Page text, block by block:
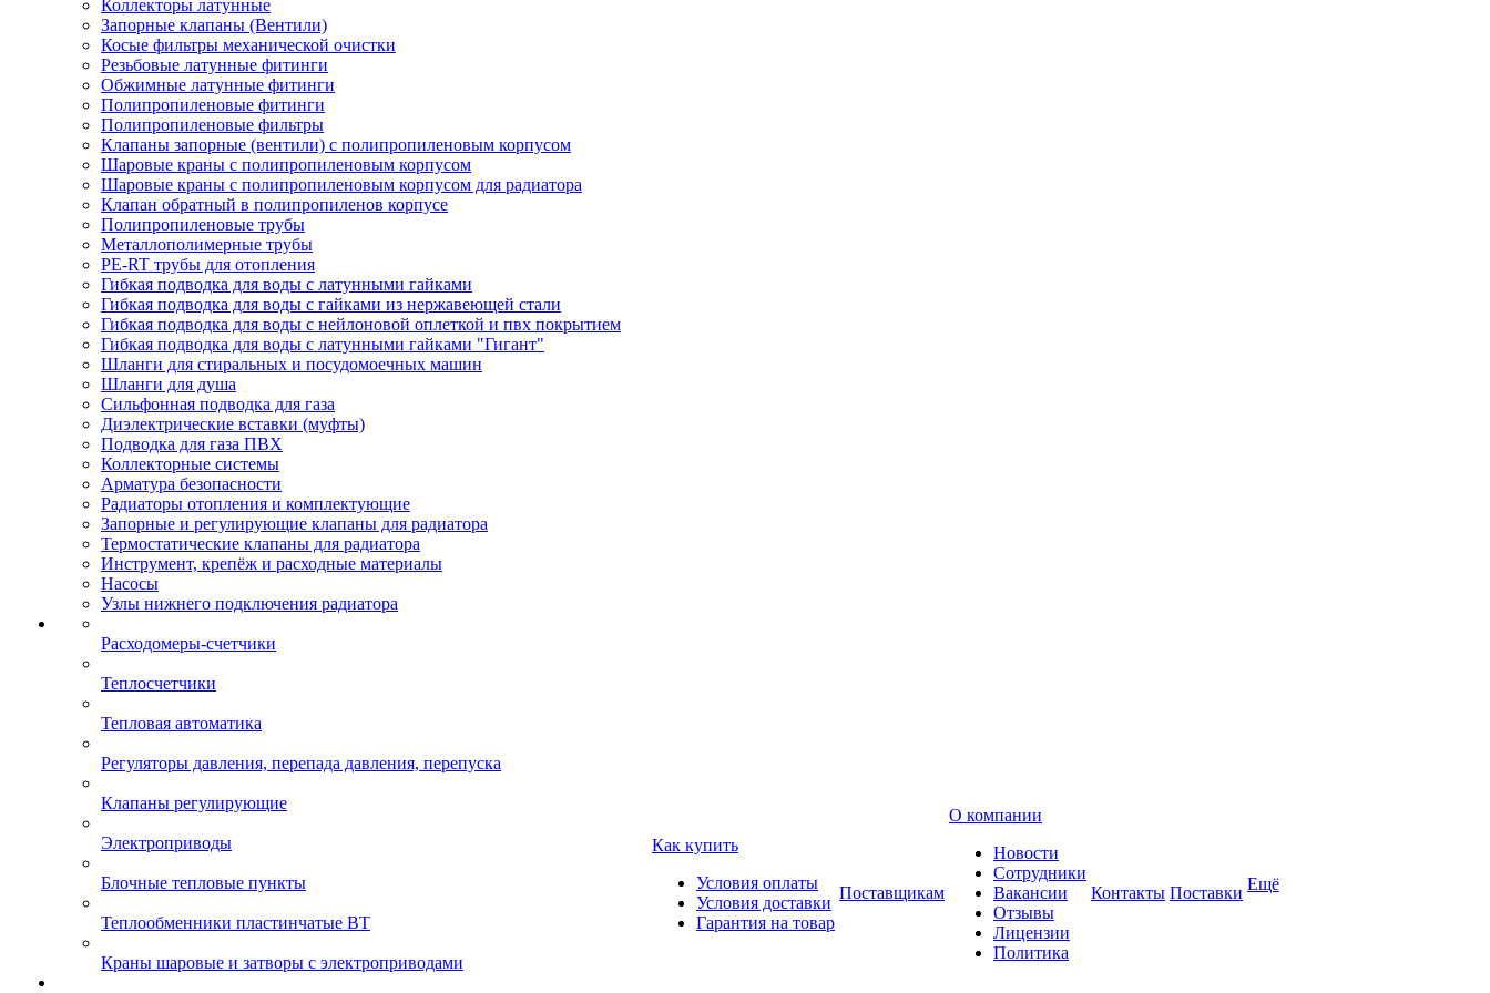
Коллекторы латунные
Запорные клапаны (Вентили)
Косые фильтры механической очистки
Резьбовые латунные фитинги
Обжимные латунные фитинги
Полипропиленовые фитинги
Полипропиленовые фильтры
Клапаны запорные (вентили) с полипропиленовым корпусом
Шаровые краны с полипропиленовым корпусом
Шаровые краны с полипропиленовым корпусом для радиатора
Клапан обратный в полипропиленов корпусе
Полипропиленовые трубы
Металлополимерные трубы
PE-RT трубы для отопления
Гибкая подводка для воды с латунными гайками
Гибкая подводка для воды с гайками из нержавеющей стали
Гибкая подводка для воды с нейлоновой оплеткой и пвх покрытием
Гибкая подводка для воды с латунными гайками "Гигант"
Шланги для стиральных и посудомоечных машин
Шланги для душа
Сильфонная подводка для газа
Диэлектрические вставки (муфты)
Подводка для газа ПВХ
Коллекторные системы
Арматура безопасности
Радиаторы отопления и комплектующие
Запорные и регулирующие клапаны для радиатора
Термостатические клапаны для радиатора
Инструмент, крепёж и расходные материалы
Насосы
Узлы нижнего подключения радиатора
Расходомеры-счетчики
Теплосчетчики
Тепловая автоматика
Регуляторы давления, перепада давления, перепуска
Клапаны регулирующие
Электроприводы
Блочные тепловые пункты
Теплообменники пластинчатые ВТ
Краны шаровые и затворы с электроприводами
Как купить
Условия оплаты
Условия доставки
Гарантия на товар
Поставщикам
О компании
Новости
Сотрудники
Вакансии
Отзывы
Лицензии
Политика
Контакты Поставки Ещё